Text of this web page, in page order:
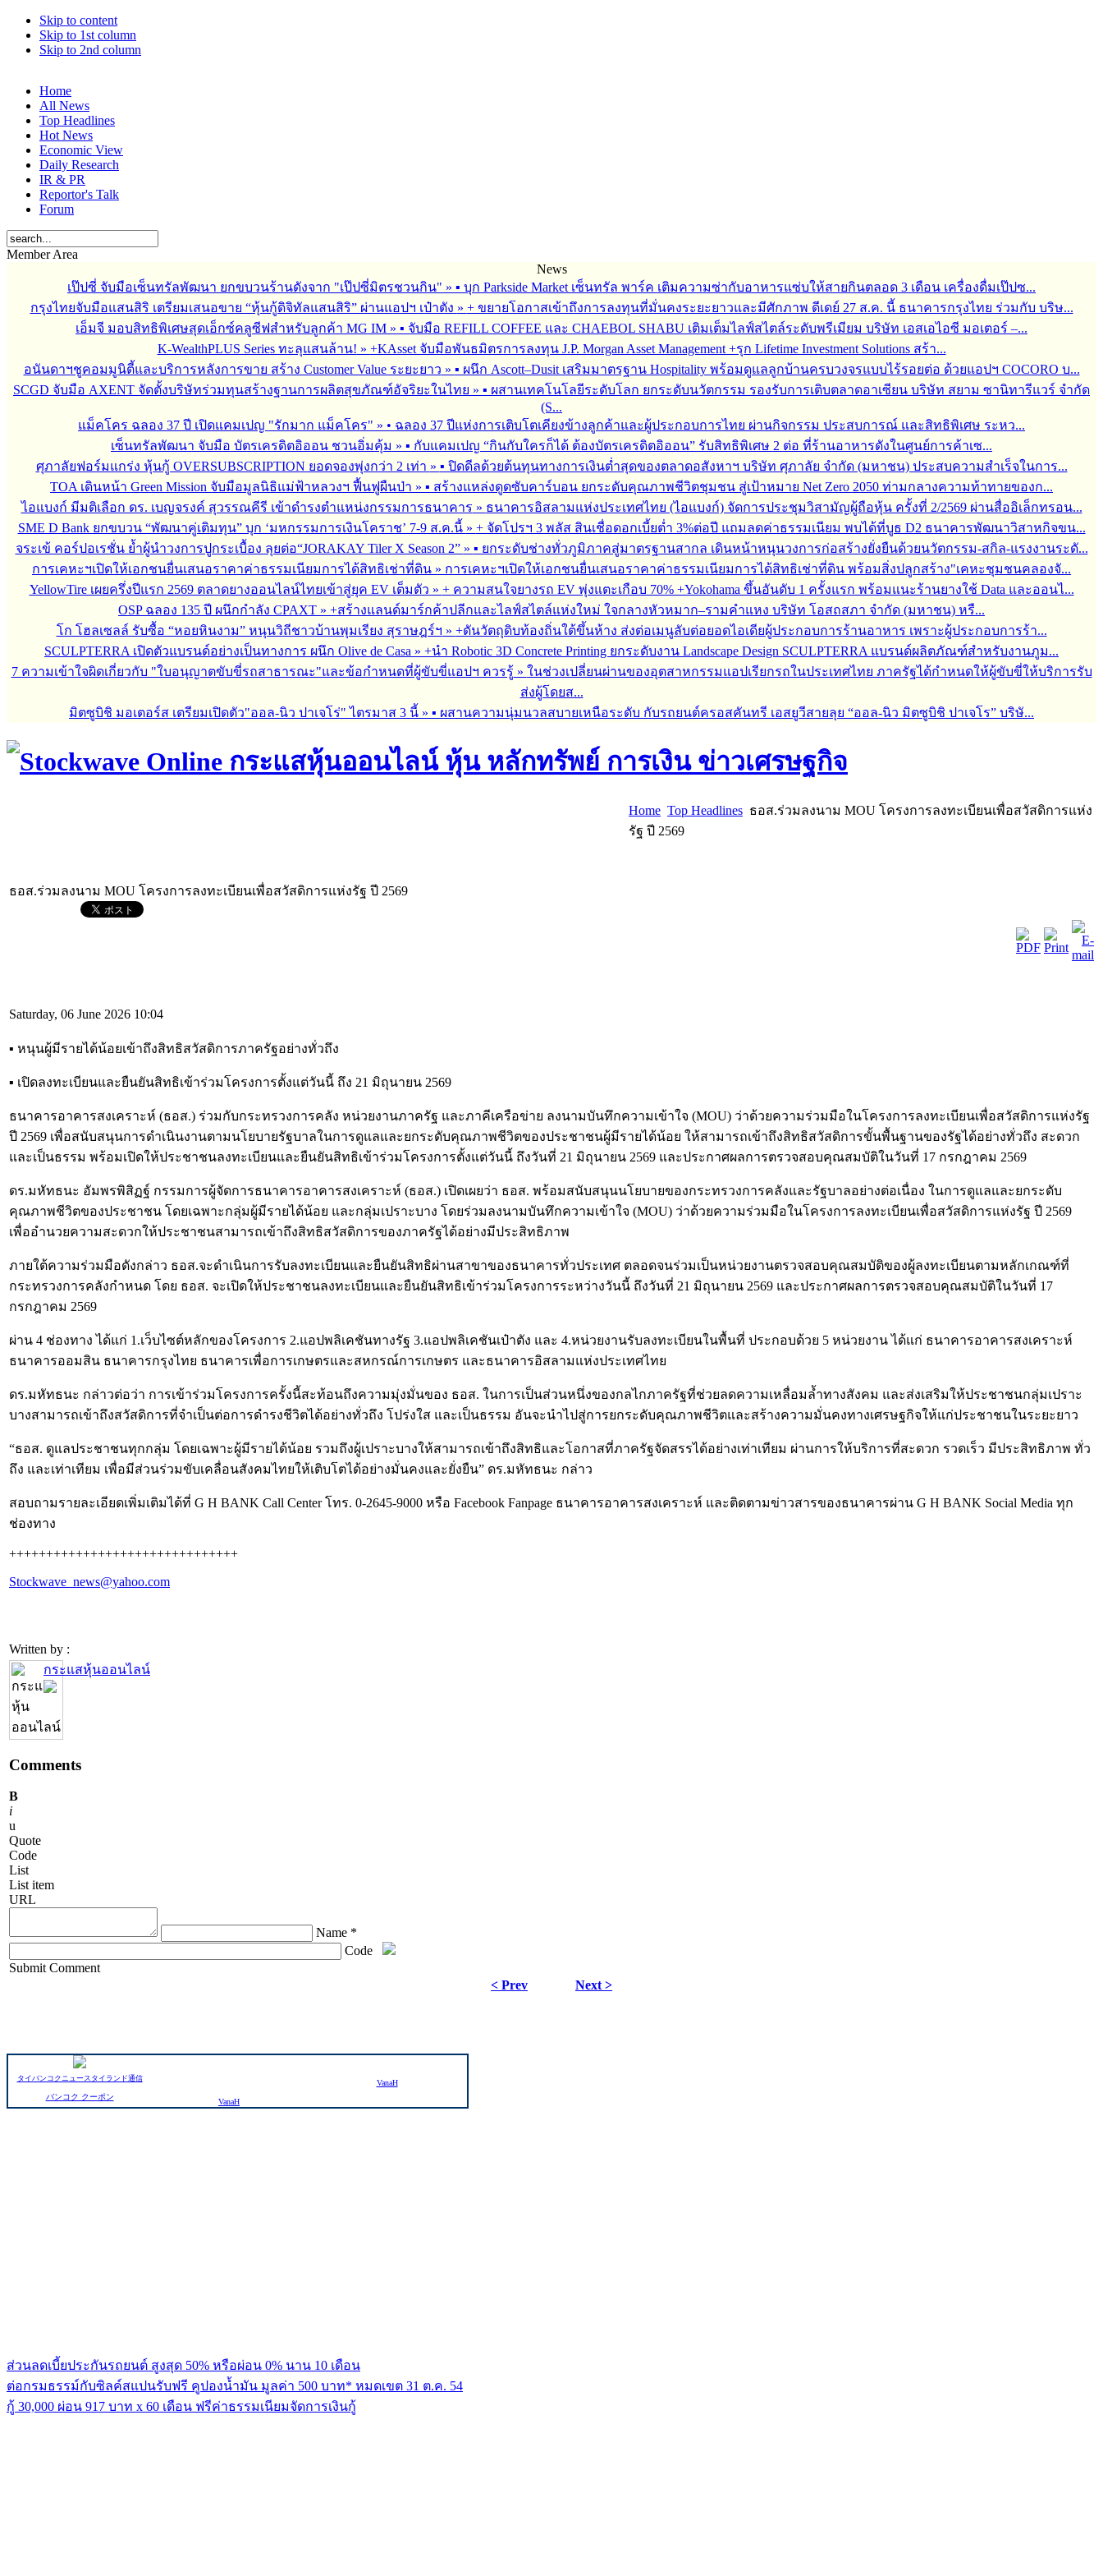
Skip to content
Skip to 1st column
Skip to 2nd column
Home
All News
Top Headlines
Hot News
Economic View
Daily Research
IR & PR
Reportor's Talk
Forum
Member Area
News
เป๊ปซี่ จับมือเซ็นทรัลพัฒนา ยกขบวนร้านดังจาก "เป๊ปซี่มิตรชวนกิน" » ▪︎ บุก Parkside Market เซ็นทรัล พาร์ค เติมความซ่ากับอาหารแซ่บให้สายกินตลอด 3 เดือน เครื่องดื่มเป๊ปซ...
กรุงไทยจับมือแสนสิริ เตรียมเสนอขาย “หุ้นกู้ดิจิทัลแสนสิริ” ผ่านแอปฯ เป๋าตัง » + ขยายโอกาสเข้าถึงการลงทุนที่มั่นคงระยะยาวและมีศักภาพ ดีเดย์ 27 ส.ค. นี้ ธนาคารกรุงไทย ร่วมกับ บริษ...
เอ็มจี มอบสิทธิพิเศษสุดเอ็กซ์คลูซีฟสำหรับลูกค้า MG IM » ▪︎ จับมือ REFILL COFFEE และ CHAEBOL SHABU เติมเต็มไลฟ์สไตล์ระดับพรีเมียม บริษัท เอสเอไอซี มอเตอร์ –...
K-WealthPLUS Series ทะลุแสนล้าน! » +KAsset จับมือพันธมิตรการลงทุน J.P. Morgan Asset Management +รุก Lifetime Investment Solutions สร้า...
อนันดาฯชูคอมมูนิตี้และบริการหลังการขาย สร้าง Customer Value ระยะยาว » ▪︎ ผนึก Ascott–Dusit เสริมมาตรฐาน Hospitality พร้อมดูแลลูกบ้านครบวงจรแบบไร้รอยต่อ ด้วยแอปฯ COCORO บ...
SCGD จับมือ AXENT จัดตั้งบริษัทร่วมทุนสร้างฐานการผลิตสุขภัณฑ์อัจริยะในไทย » ▪︎ ผสานเทคโนโลยีระดับโลก ยกระดับนวัตกรรม รองรับการเติบตลาดอาเซียน บริษัท สยาม ซานิทารีแวร์ จำกัด
(S...
แม็คโคร ฉลอง 37 ปี เปิดแคมเปญ "รักมาก แม็คโคร" » • ฉลอง 37 ปีแห่งการเติบโตเคียงข้างลูกค้าและผู้ประกอบการไทย ผ่านกิจกรรม ประสบการณ์ และสิทธิพิเศษ ระหว...
เซ็นทรัลพัฒนา จับมือ บัตรเครดิตอิออน ชวนอิ่มคุ้ม » ▪︎ กับแคมเปญ “กินกับใครก็ได้ ต้องบัตรเครดิตอิออน” รับสิทธิพิเศษ 2 ต่อ ที่ร้านอาหารดังในศูนย์การค้าเซ...
ศุภาลัยฟอร์มแกร่ง หุ้นกู้ OVERSUBSCRIPTION ยอดจองพุ่งกว่า 2 เท่า » ▪︎ ปิดดีลด้วยต้นทุนทางการเงินต่ำสุดของตลาดอสังหาฯ บริษัท ศุภาลัย จำกัด (มหาชน) ประสบความสำเร็จในการ...
TOA เดินหน้า Green Mission จับมือมูลนิธิแม่ฟ้าหลวงฯ ฟื้นฟูผืนป่า » ▪︎ สร้างแหล่งดูดซับคาร์บอน ยกระดับคุณภาพชีวิตชุมชน สู่เป้าหมาย Net Zero 2050 ท่ามกลางความท้าทายของก...
ไอแบงก์ มีมติเลือก ดร. เบญจรงค์ สุวรรณคีรี เข้าดำรงตำแหน่งกรรมการธนาคาร » ธนาคารอิสลามแห่งประเทศไทย (ไอแบงก์) จัดการประชุมวิสามัญผู้ถือหุ้น ครั้งที่ 2/2569 ผ่านสื่ออิเล็กทรอน...
SME D Bank ยกขบวน “พัฒนาคู่เติมทุน” บุก ‘มหกรรมการเงินโคราช’ 7-9 ส.ค.นี้ » + จัดโปรฯ 3 พลัส สินเชื่อดอกเบี้ยต่ำ 3%ต่อปี แถมลดค่าธรรมเนียม พบได้ที่บูธ D2 ธนาคารพัฒนาวิสาหกิจขน...
จระเข้ คอร์ปอเรชั่น ย้ำผู้นำวงการปูกระเบื้อง ลุยต่อ“JORAKAY Tiler X Season 2” » ▪︎ ยกระดับช่างทั่วภูมิภาคสู่มาตรฐานสากล เดินหน้าหนุนวงการก่อสร้างยั่งยืนด้วยนวัตกรรม-สกิล-แรงงานระดั...
การเคหะฯเปิดให้เอกชนยื่นเสนอราคาค่าธรรมเนียมการได้สิทธิเช่าที่ดิน » การเคหะฯเปิดให้เอกชนยื่นเสนอราคาค่าธรรมเนียมการได้สิทธิเช่าที่ดิน พร้อมสิ่งปลูกสร้าง"เคหะชุมชนคลองจั...
YellowTire เผยครึ่งปีแรก 2569 ตลาดยางออนไลน์ไทยเข้าสู่ยุค EV เต็มตัว » + ความสนใจยางรถ EV พุ่งแตะเกือบ 70% +Yokohama ขึ้นอันดับ 1 ครั้งแรก พร้อมแนะร้านยางใช้ Data และออนไ...
OSP ฉลอง 135 ปี ผนึกกำลัง CPAXT » +สร้างแลนด์มาร์กค้าปลีกและไลฟ์สไตล์แห่งใหม่ ใจกลางหัวหมาก–รามคำแหง บริษัท โอสถสภา จำกัด (มหาชน) หรื...
โก โฮลเซลล์ รับซื้อ “หอยหินงาม” หนุนวิถีชาวบ้านพุมเรียง สุราษฎร์ฯ » +ดันวัตถุดิบท้องถิ่นใต้ขึ้นห้าง ส่งต่อเมนูลับต่อยอดไอเดียผู้ประกอบการร้านอาหาร เพราะผู้ประกอบการร้า...
SCULPTERRA เปิดตัวแบรนด์อย่างเป็นทางการ ผนึก Olive de Casa » +นำ Robotic 3D Concrete Printing ยกระดับงาน Landscape Design SCULPTERRA แบรนด์ผลิตภัณฑ์สำหรับงานภูม...
7 ความเข้าใจผิดเกี่ยวกับ "ใบอนุญาตขับขี่รถสาธารณะ"และข้อกำหนดที่ผู้ขับขี่แอปฯ ควรรู้ » ในช่วงเปลี่ยนผ่านของอุตสาหกรรมแอปเรียกรถในประเทศไทย ภาครัฐได้กำหนดให้ผู้ขับขี่ให้บริการรับ
ส่งผู้โดยส...
มิตซูบิชิ มอเตอร์ส เตรียมเปิดตัว"ออล-นิว ปาเจโร่" ไตรมาส 3 นี้ » ▪︎ ผสานความนุ่มนวลสบายเหนือระดับ กับรถยนต์ครอสคันทรี เอสยูวีสายลุย “ออล-นิว มิตซูบิชิ ปาเจโร” บริษั...
Home Top Headlines ธอส.ร่วมลงนาม MOU โครงการลงทะเบียนเพื่อสวัสดิการแห่ง
รัฐ ปี 2569
ธอส.ร่วมลงนาม MOU โครงการลงทะเบียนเพื่อสวัสดิการแห่งรัฐ ปี 2569
Saturday, 06 June 2026 10:04
▪︎ หนุนผู้มีรายได้น้อยเข้าถึงสิทธิสวัสดิการภาครัฐอย่างทั่วถึง
▪︎ เปิดลงทะเบียนและยืนยันสิทธิเข้าร่วมโครงการตั้งแต่วันนี้ ถึง 21 มิถุนายน 2569
ธนาคารอาคารสงเคราะห์ (ธอส.) ร่วมกับกระทรวงการคลัง หน่วยงานภาครัฐ และภาคีเครือข่าย ลงนามบันทึกความเข้าใจ (MOU) ว่าด้วยความร่วมมือในโครงการลงทะเบียนเพื่อสวัสดิการแห่งรัฐ
ปี 2569 เพื่อสนับสนุนการดำเนินงานตามนโยบายรัฐบาลในการดูแลและยกระดับคุณภาพชีวิตของประชาชนผู้มีรายได้น้อย ให้สามารถเข้าถึงสิทธิสวัสดิการขั้นพื้นฐานของรัฐได้อย่างทั่วถึง สะดวก
และเป็นธรรม พร้อมเปิดให้ประชาชนลงทะเบียนและยืนยันสิทธิเข้าร่วมโครงการตั้งแต่วันนี้ ถึงวันที่ 21 มิถุนายน 2569 และประกาศผลการตรวจสอบคุณสมบัติในวันที่ 17 กรกฎาคม 2569
ดร.มหัทธนะ อัมพรพิสิฏฐ์ กรรมการผู้จัดการธนาคารอาคารสงเคราะห์ (ธอส.) เปิดเผยว่า ธอส. พร้อมสนับสนุนนโยบายของกระทรวงการคลังและรัฐบาลอย่างต่อเนื่อง ในการดูแลและยกระดับ
คุณภาพชีวิตของประชาชน โดยเฉพาะกลุ่มผู้มีรายได้น้อย และกลุ่มเปราะบาง โดยร่วมลงนามบันทึกความเข้าใจ (MOU) ว่าด้วยความร่วมมือในโครงการลงทะเบียนเพื่อสวัสดิการแห่งรัฐ ปี 2569
เพื่ออำนวยความสะดวกให้ประชาชนสามารถเข้าถึงสิทธิสวัสดิการของภาครัฐได้อย่างมีประสิทธิภาพ
ภายใต้ความร่วมมือดังกล่าว ธอส.จะดำเนินการรับลงทะเบียนและยืนยันสิทธิผ่านสาขาของธนาคารทั่วประเทศ ตลอดจนร่วมเป็นหน่วยงานตรวจสอบคุณสมบัติของผู้ลงทะเบียนตามหลักเกณฑ์ที่
กระทรวงการคลังกำหนด โดย ธอส. จะเปิดให้ประชาชนลงทะเบียนและยืนยันสิทธิเข้าร่วมโครงการระหว่างวันนี้ ถึงวันที่ 21 มิถุนายน 2569 และประกาศผลการตรวจสอบคุณสมบัติในวันที่ 17
กรกฎาคม 2569
ผ่าน 4 ช่องทาง ได้แก่ 1.เว็บไซต์หลักของโครงการ 2.แอปพลิเคชันทางรัฐ 3.แอปพลิเคชันเป๋าตัง และ 4.หน่วยงานรับลงทะเบียนในพื้นที่ ประกอบด้วย 5 หน่วยงาน ได้แก่ ธนาคารอาคารสงเคราะห์
ธนาคารออมสิน ธนาคารกรุงไทย ธนาคารเพื่อการเกษตรและสหกรณ์การเกษตร และธนาคารอิสลามแห่งประเทศไทย
ดร.มหัทธนะ กล่าวต่อว่า การเข้าร่วมโครงการครั้งนี้สะท้อนถึงความมุ่งมั่นของ ธอส. ในการเป็นส่วนหนึ่งของกลไกภาครัฐที่ช่วยลดความเหลื่อมล้ำทางสังคม และส่งเสริมให้ประชาชนกลุ่มเปราะ
บางสามารถเข้าถึงสวัสดิการที่จำเป็นต่อการดำรงชีวิตได้อย่างทั่วถึง โปร่งใส และเป็นธรรม อันจะนำไปสู่การยกระดับคุณภาพชีวิตและสร้างความมั่นคงทางเศรษฐกิจให้แก่ประชาชนในระยะยาว
“ธอส. ดูแลประชาชนทุกกลุ่ม โดยเฉพาะผู้มีรายได้น้อย รวมถึงผู้เปราะบางให้สามารถเข้าถึงสิทธิและโอกาสที่ภาครัฐจัดสรรได้อย่างเท่าเทียม ผ่านการให้บริการที่สะดวก รวดเร็ว มีประสิทธิภาพ ทั่ว
ถึง และเท่าเทียม เพื่อมีส่วนร่วมขับเคลื่อนสังคมไทยให้เติบโตได้อย่างมั่นคงและยั่งยืน” ดร.มหัทธนะ กล่าว
สอบถามรายละเอียดเพิ่มเติมได้ที่ G H BANK Call Center โทร. 0-2645-9000 หรือ Facebook Fanpage ธนาคารอาคารสงเคราะห์ และติดตามข่าวสารของธนาคารผ่าน G H BANK Social Media ทุก
ช่องทาง
+++++++++++++++++++++++++++++++
Stockwave_news@yahoo.com
Written by :
กระแสหุ้นออนไลน์
Comments
B
i
u
Quote
Code
List
List item
URL
Name *
Code
Submit Comment
< Prev
Next >
タイバンコクニュースタイランド通信
VanaH
バンコク クーポン
VanaH
ส่วนลดเบี้ยประกันรถยนต์ สูงสุด 50% หรือผ่อน 0% นาน 10 เดือน
ต่อกรมธรรม์กับซิลค์สแปนรับฟรี คูปองน้ำมัน มูลค่า 500 บาท* หมดเขต 31 ต.ค. 54
กู้ 30,000 ผ่อน 917 บาท x 60 เดือน ฟรีค่าธรรมเนียมจัดการเงินกู้